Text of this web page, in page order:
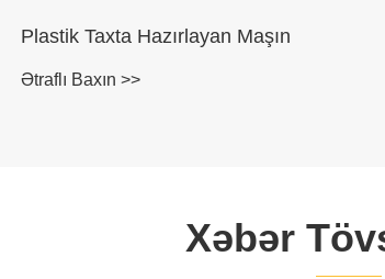
Plastik Taxta Hazırlayan Maşın
Ətraflı Baxın >>
Xəbər